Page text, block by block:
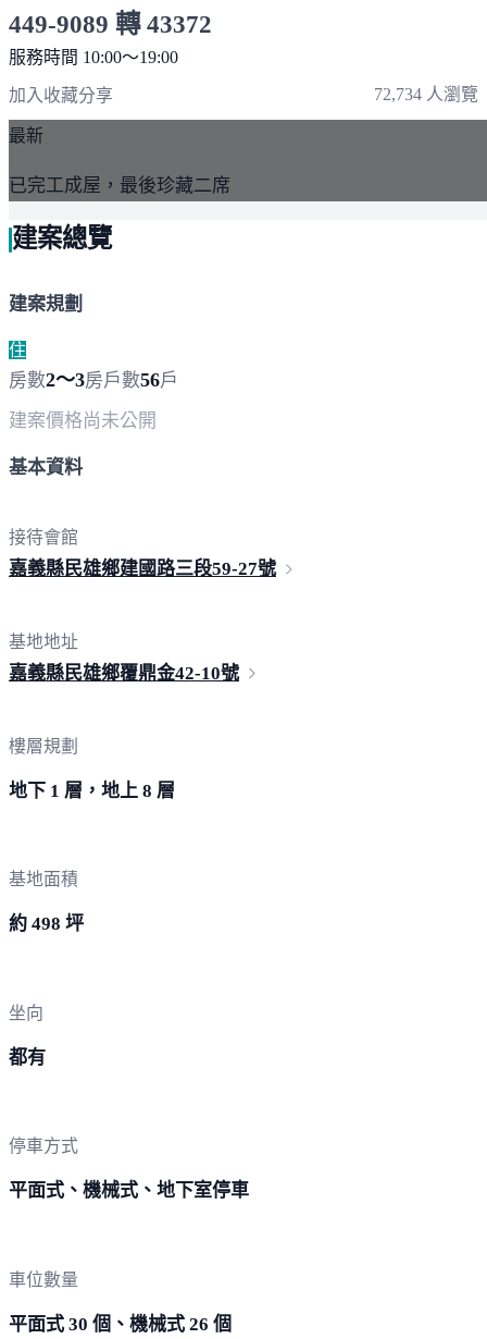
449-9089 轉 43372
服務時間 10:00～19:00
加入收藏分享 72,734 人瀏覽
最新
已完工成屋，最後珍藏二席
建案總覽
建案規劃
住
房數2～3房戶數56戶
建案價格尚未公開
基本資料
接待會館
嘉義縣民雄鄉建國路三段59-27號
基地地址
嘉義縣民雄鄉覆鼎金42-10號
樓層規劃
地下 1 層，地上 8 層
基地面積
約 498 坪
坐向
都有
停車方式
平面式、機械式、地下室停車
車位數量
平面式 30 個、機械式 26 個